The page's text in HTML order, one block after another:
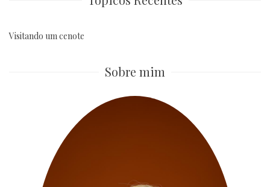
Visitando um cenote
Sobre mim